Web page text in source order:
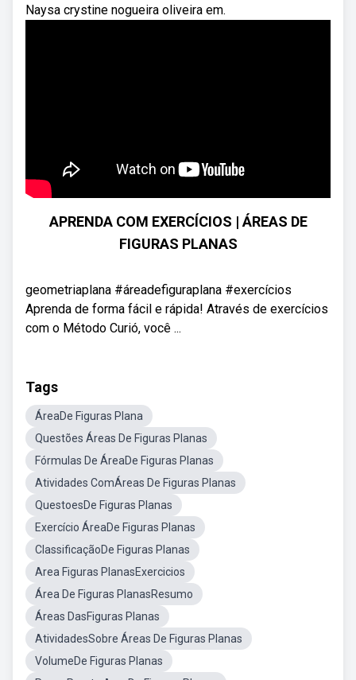
Naysa crystine nogueira oliveira em.
APRENDA COM EXERCÍCIOS | ÁREAS DE
FIGURAS PLANAS
geometriaplana #áreadefiguraplana #exercícios
Aprenda de forma fácil e rápida! Através de exercícios
com o Método Curió, você ...
Tags
ÁreaDe Figuras Plana
Questões Áreas De Figuras Planas
Fórmulas De ÁreaDe Figuras Planas
Atividades ComÁreas De Figuras Planas
QuestoesDe Figuras Planas
Exercício ÁreaDe Figuras Planas
ClassificaçãoDe Figuras Planas
Area Figuras PlanasExercicios
Área De Figuras PlanasResumo
Áreas DasFiguras Planas
AtividadesSobre Áreas De Figuras Planas
VolumeDe Figuras Planas